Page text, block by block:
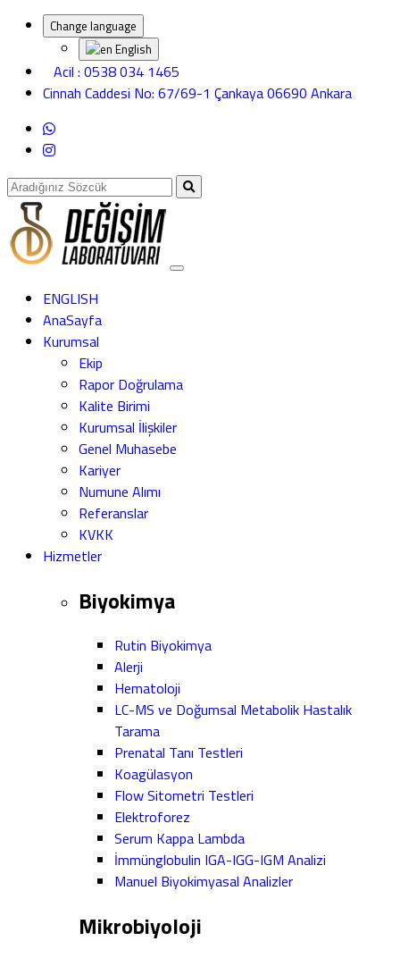
Change language
English
Acil : 0538 034 1465
Cinnah Caddesi No: 67/69-1 Çankaya 06690 Ankara
ENGLISH
AnaSayfa
Kurumsal
Ekip
Rapor Doğrulama
Kalite Birimi
Kurumsal İlişkiler
Genel Muhasebe
Kariyer
Numune Alımı
Referanslar
KVKK
Hizmetler
Biyokimya
Rutin Biyokimya
Alerji
Hematoloji
LC-MS ve Doğumsal Metabolik Hastalık
Tarama
Prenatal Tanı Testleri
Koagülasyon
Flow Sitometri Testleri
Elektroforez
Serum Kappa Lambda
İmmünglobulin IGA-IGG-IGM Analizi
Manuel Biyokimyasal Analizler
Mikrobiyoloji